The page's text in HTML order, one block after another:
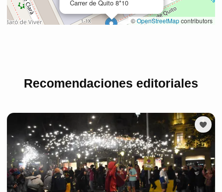
Recomendaciones editoriales